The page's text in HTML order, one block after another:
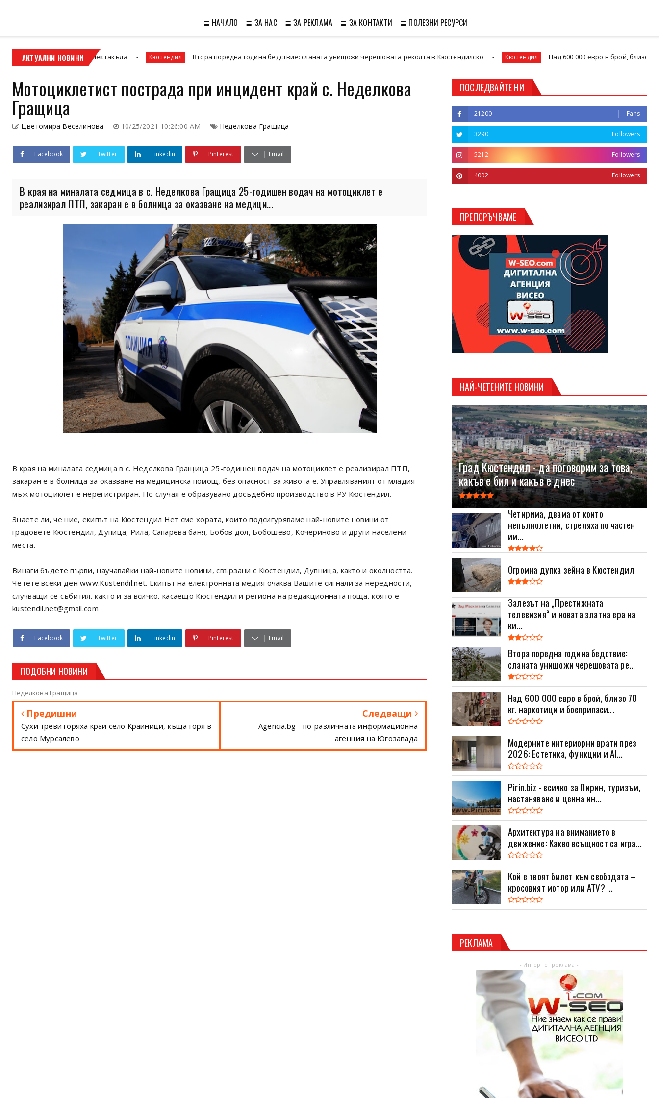
≣ НАЧАЛО ≣ ЗА НАС ≣ ЗА РЕКЛАМА ≣ ЗА КОНТАКТИ ≣ ПОЛЕЗНИ РЕСУРСИ
АКТУАЛНИ НОВИНИ
на кино-спектакъла Кюстендил Втора поредна година бедствие: сланата унищожи черешовата реколта в Кюстендилско Кюстендил Над 600 000 евро в брой, близо 70 кг.
Мотоциклетист пострада при инцидент край с. Неделкова
Гращица
Цветомира Веселинова 10/25/2021 10:26:00 AM Неделкова Гращица
Facebook Twitter Linkedin Pinterest Email
В края на миналата седмица в с. Неделкова Гращица 25-годишен водач на мотоциклет е
реализирал ПТП, закаран е в болница за оказване на медици...
В края на миналата седмица в с. Неделкова Гращица 25-годишен водач на мотоциклет е реализирал ПТП,
закаран е в болница за оказване на медицинска помощ, без опасност за живота е. Управляваният от младия
мъж мотоциклет е нерегистриран. По случая е образувано досъдебно производство в РУ Кюстендил.
Знаете ли, че ние, екипът на Кюстендил Нет сме хората, които подсигуряваме най-новите новини от
градовете Кюстендил, Дупица, Рила, Сапарева баня, Бобов дол, Бобошево, Кочериново и други населени
места.
Винаги бъдете първи, научавайки най-новите новини, свързани с Кюстендил, Дупница, както и околността.
Четете всеки денwww.Kustendil.net. Екипът на електронната медия очаква Вашите сигнали за нередности,
случващи се събития, както и за всичко, касаещо Кюстендил и региона на редакционната поща, която е
kustendil.net@gmail.com
Facebook Twitter Linkedin Pinterest Email
ПОДОБНИ НОВИНИ
Неделкова Гращица
Предишни
Сухи треви горяха край село Крайници, къща горя в
село Мурсалево
Следващи
Agencia.bg - по-различната информационна
агенция на Югозапада
ПОСЛЕДВАЙТЕ НИ
21200 Fans
3290 Followers
5212 Followers
4002 Followers
ПРЕПОРЪЧВАМЕ
НАЙ-ЧЕТЕНИТЕ НОВИНИ
Град Кюстендил - да поговорим за това,
какъв е бил и какъв е днес
Четирима, двама от които
непълнолетни, стреляха по частен
им...
Огромна дупка зейна в Кюстендил
Залезът на „Престижната
телевизия“ и новата златна ера на
ки...
Втора поредна година бедствие:
сланата унищожи черешовата ре...
Над 600 000 евро в брой, близо 70
кг. наркотици и боеприпаси...
Модерните интериорни врати през
2026: Естетика, функции и AI...
Pirin.biz - всичко за Пирин, туризъм,
настаняване и ценна ин...
Архитектура на вниманието в
движение: Какво всъщност са игра...
Кой е твоят билет към свободата –
кросовият мотор или ATV? ...
РЕКЛАМА
- Интернет реклама -